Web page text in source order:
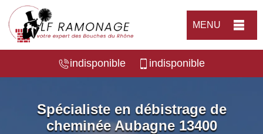
MENU
indisponible indisponible
Spécialiste en débistrage de
cheminée Aubagne 13400